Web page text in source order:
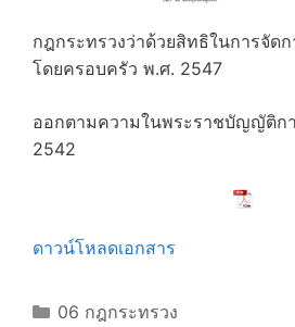
กฎกระทรวงว่าด้วยสิทธิในการจัด
โดยครอบครัว พ.ศ. 2547
ออกตามความในพระราชบัญญัติก
2542
ดาวน์โหลดเอกสาร
Categories
06 กฎกระทรวง